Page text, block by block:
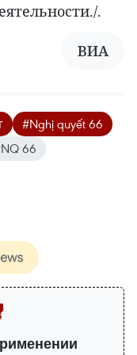
.
ВИА
#Nghị quyết 66
66